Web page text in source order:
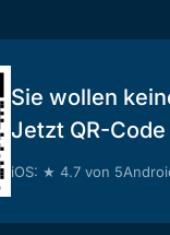
Sie wollen
Jetzt QR-
iOS: ★ 4.7 von 5